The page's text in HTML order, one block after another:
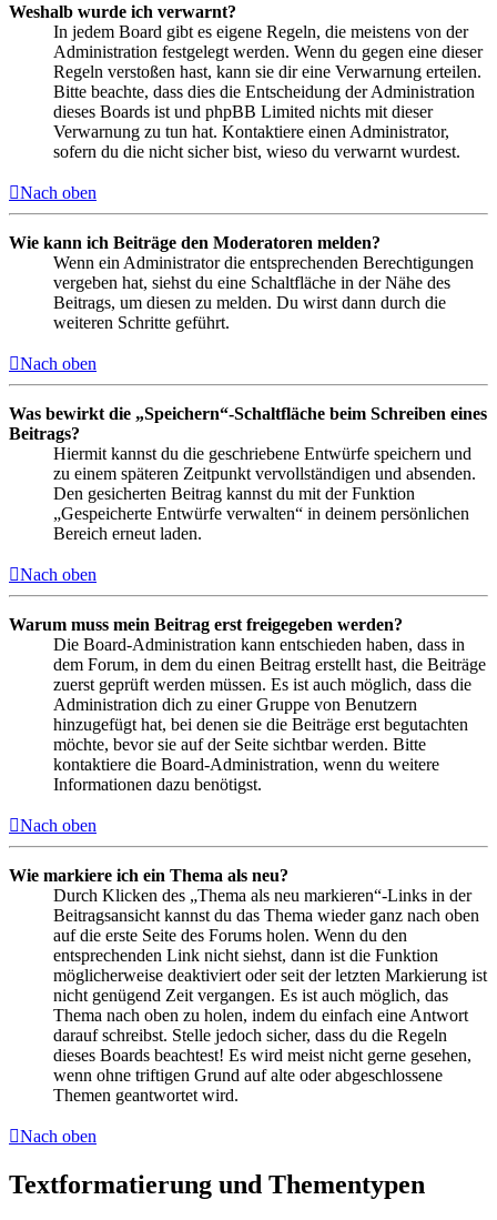
Weshalb wurde ich verwarnt?
In jedem Board gibt es eigene Regeln, die meistens von der
Administration festgelegt werden. Wenn du gegen eine dieser
Regeln verstoßen hast, kann sie dir eine Verwarnung erteilen.
Bitte beachte, dass dies die Entscheidung der Administration
dieses Boards ist und phpBB Limited nichts mit dieser
Verwarnung zu tun hat. Kontaktiere einen Administrator,
sofern du die nicht sicher bist, wieso du verwarnt wurdest.
Nach oben
Wie kann ich Beiträge den Moderatoren melden?
Wenn ein Administrator die entsprechenden Berechtigungen
vergeben hat, siehst du eine Schaltfläche in der Nähe des
Beitrags, um diesen zu melden. Du wirst dann durch die
weiteren Schritte geführt.
Nach oben
Was bewirkt die „Speichern“-Schaltfläche beim Schreiben eines
Beitrags?
Hiermit kannst du die geschriebene Entwürfe speichern und
zu einem späteren Zeitpunkt vervollständigen und absenden.
Den gesicherten Beitrag kannst du mit der Funktion
„Gespeicherte Entwürfe verwalten“ in deinem persönlichen
Bereich erneut laden.
Nach oben
Warum muss mein Beitrag erst freigegeben werden?
Die Board-Administration kann entschieden haben, dass in
dem Forum, in dem du einen Beitrag erstellt hast, die Beiträge
zuerst geprüft werden müssen. Es ist auch möglich, dass die
Administration dich zu einer Gruppe von Benutzern
hinzugefügt hat, bei denen sie die Beiträge erst begutachten
möchte, bevor sie auf der Seite sichtbar werden. Bitte
kontaktiere die Board-Administration, wenn du weitere
Informationen dazu benötigst.
Nach oben
Wie markiere ich ein Thema als neu?
Durch Klicken des „Thema als neu markieren“-Links in der
Beitragsansicht kannst du das Thema wieder ganz nach oben
auf die erste Seite des Forums holen. Wenn du den
entsprechenden Link nicht siehst, dann ist die Funktion
möglicherweise deaktiviert oder seit der letzten Markierung ist
nicht genügend Zeit vergangen. Es ist auch möglich, das
Thema nach oben zu holen, indem du einfach eine Antwort
darauf schreibst. Stelle jedoch sicher, dass du die Regeln
dieses Boards beachtest! Es wird meist nicht gerne gesehen,
wenn ohne triftigen Grund auf alte oder abgeschlossene
Themen geantwortet wird.
Nach oben
Textformatierung und Thementypen